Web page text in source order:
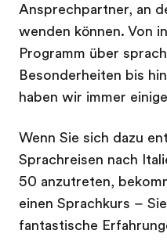
Ansprechpartner, an
wenden können. Von
Programm über
Besonderheiten bis
haben wir immer
Wenn Sie sich dazu
Sprachreisen nach
50 anzutreten,
einen Sprachkurs –
fantastische